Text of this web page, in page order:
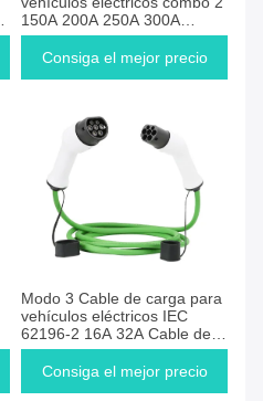
150A 200A 250A 300A
Conector de carga CCS2
Consiga el mejor precio
Modo 3 Cable de carga para
vehículos eléctricos IEC
62196-2 16A 32A Cable de
carga para vehículos
eléctricos de tipo 2 de sexo
Consiga el mejor precio